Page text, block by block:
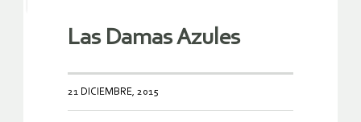
Las Damas Azules
21 DICIEMBRE, 2015